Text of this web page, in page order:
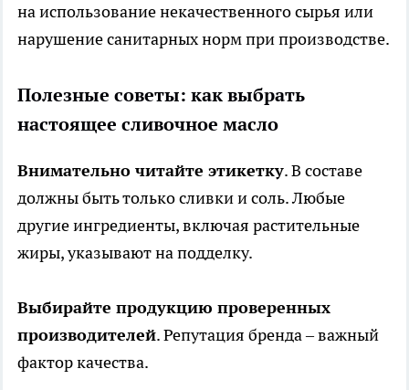
на использование некачественного сырья или
нарушение санитарных норм при производстве.
Полезные советы: как выбрать
настоящее сливочное масло
Внимательно читайте этикетку. В составе
должны быть только сливки и соль. Любые
другие ингредиенты, включая растительные
жиры, указывают на подделку.
Выбирайте продукцию проверенных
производителей. Репутация бренда – важный
фактор качества.